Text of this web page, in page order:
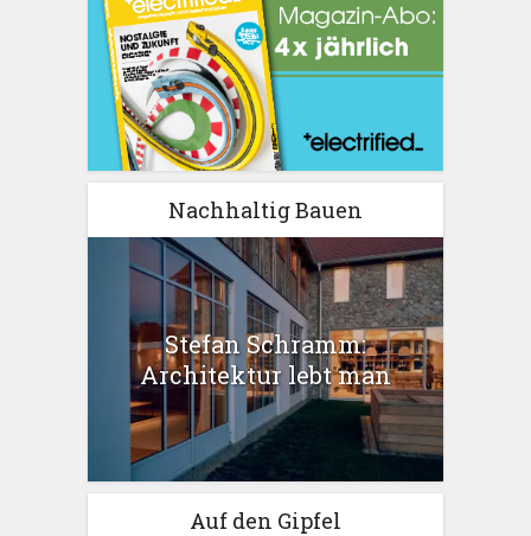
Nachhaltig Bauen
Stefan Schramm:
Architektur lebt man
Auf den Gipfel